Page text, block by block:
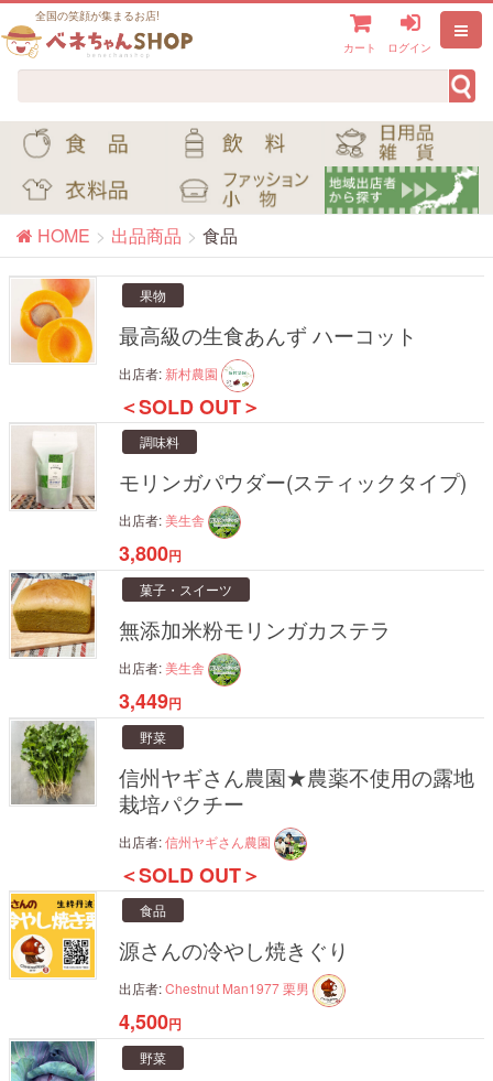
全国の笑顔が集まるお店!
カート ログイン
HOME 出品商品 食品
果物
最高級の生食あんず ハーコット
出店者: 新村農園
＜SOLD OUT＞
調味料
モリンガパウダー(スティックタイプ)
出店者:美生舎
3,800円
菓子・スイーツ
無添加米粉モリンガカステラ
出店者:美生舎
3,449円
野菜
信州ヤギさん農園★農薬不使用の露地
栽培パクチー
出店者:信州ヤギさん農園
＜SOLD OUT＞
食品
源さんの冷やし焼きぐり
出店者:Chestnut Man1977 栗男
4,500円
野菜